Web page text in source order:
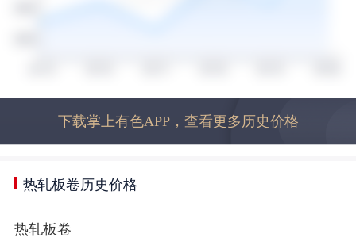
下载掌上有色APP，查看更多历史价格
热轧板卷历史价格
热轧板卷